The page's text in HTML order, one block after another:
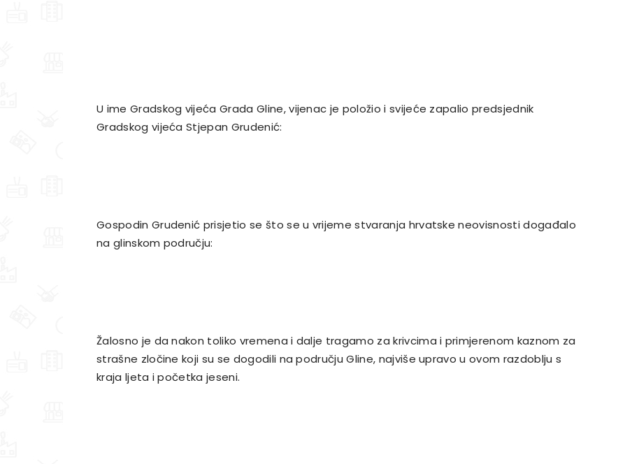
U ime Gradskog vijeća Grada Gline, vijenac je položio i svijeće zapalio predsjednik
Gradskog vijeća Stjepan Grudenić:
Gospodin Grudenić prisjetio se što se u vrijeme stvaranja hrvatske neovisnosti događalo
na glinskom području:
Žalosno je da nakon toliko vremena i dalje tragamo za krivcima i primjerenom kaznom za
strašne zločine koji su se dogodili na području Gline, najviše upravo u ovom razdoblju s
kraja ljeta i početka jeseni.